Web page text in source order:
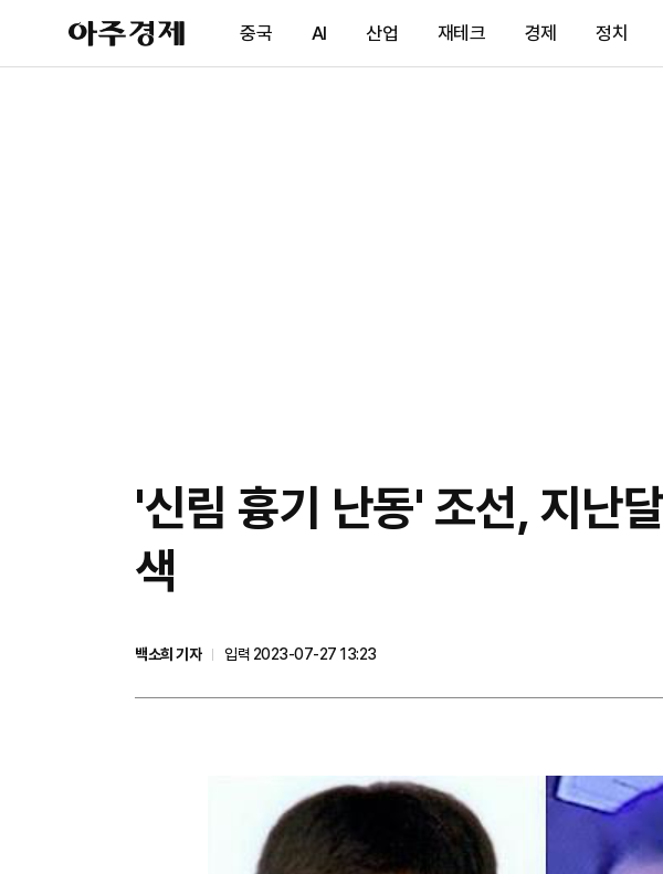
아
주
제
중국 AI 산업 재테크 경제 정치
'신림 흉기 난동' 조선, 지난
색
백소희 기자
입력 2023-07-27 13:23